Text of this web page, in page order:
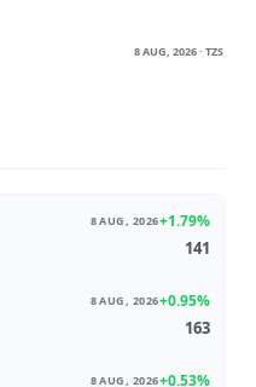
8 AUG, 2026 · TZS
8 AUG, 2026+1.79%
141
8 AUG, 2026+0.95%
163
8 AUG, 2026+0.53%